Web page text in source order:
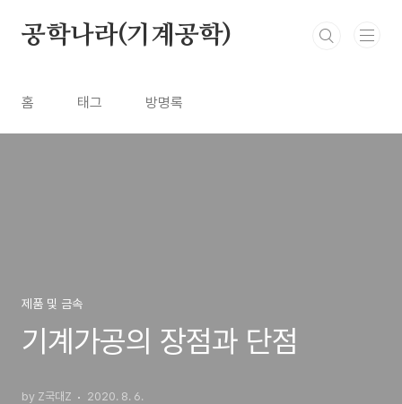
공학나라(기계공학)
홈 태그 방명록
제품 및 금속
기계가공의 장점과 단점
by Z국대Z 2020. 8. 6.